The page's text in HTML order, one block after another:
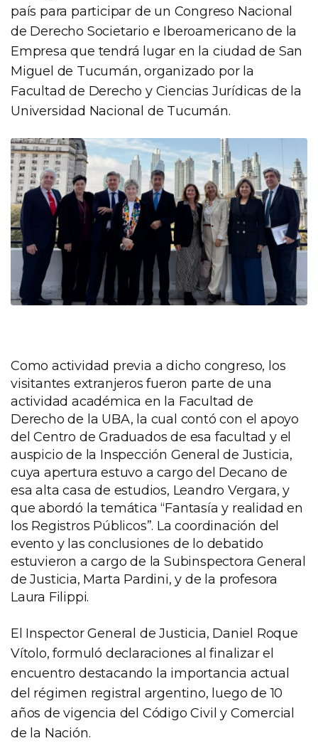
país para participar de un Congreso Nacional
de Derecho Societario e Iberoamericano de la
Empresa que tendrá lugar en la ciudad de San
Miguel de Tucumán, organizado por la
Facultad de Derecho y Ciencias Jurídicas de la
Universidad Nacional de Tucumán.
Como actividad previa a dicho congreso, los
visitantes extranjeros fueron parte de una
actividad académica en la Facultad de
Derecho de la UBA, la cual contó con el apoyo
del Centro de Graduados de esa facultad y el
auspicio de la Inspección General de Justicia,
cuya apertura estuvo a cargo del Decano de
esa alta casa de estudios, Leandro Vergara, y
que abordó la temática “Fantasía y realidad en
los Registros Públicos”. La coordinación del
evento y las conclusiones de lo debatido
estuvieron a cargo de la Subinspectora General
de Justicia, Marta Pardini, y de la profesora
Laura Filippi.
El Inspector General de Justicia, Daniel Roque
Vítolo, formuló declaraciones al finalizar el
encuentro destacando la importancia actual
del régimen registral argentino, luego de 10
años de vigencia del Código Civil y Comercial
de la Nación.